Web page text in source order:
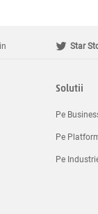
Star
Solutii
Pe
Pe
Pe